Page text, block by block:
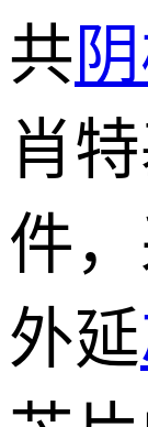
共
肖
件
外延